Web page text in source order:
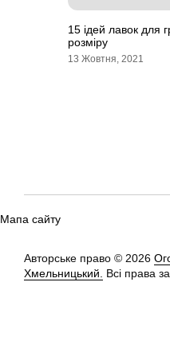
15 ідей лавок для
розміру
13 Жовтня, 2021
Мапа сайту
Авторське право © 2026
Хмельницький.
Всі права